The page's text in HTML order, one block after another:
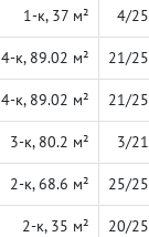
1-к, 37 м² 4/25
4-к, 89.02 м² 21/25
4-к, 89.02 м² 21/25
3-к, 80.2 м² 3/21
2-к, 68.6 м² 25/25
2-к, 35 м² 20/25